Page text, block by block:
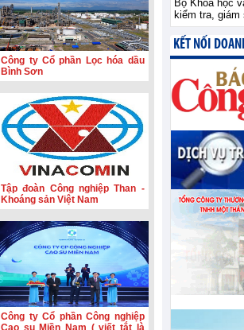
Công ty Cổ phần Lọc hóa dầu
Bình Sơn
Tập đoàn Công nghiệp Than -
Khoáng sản Việt Nam
Công ty Cổ phần Công nghiệp
Bộ Khoa học
kiểm tra,
KẾT NỐI